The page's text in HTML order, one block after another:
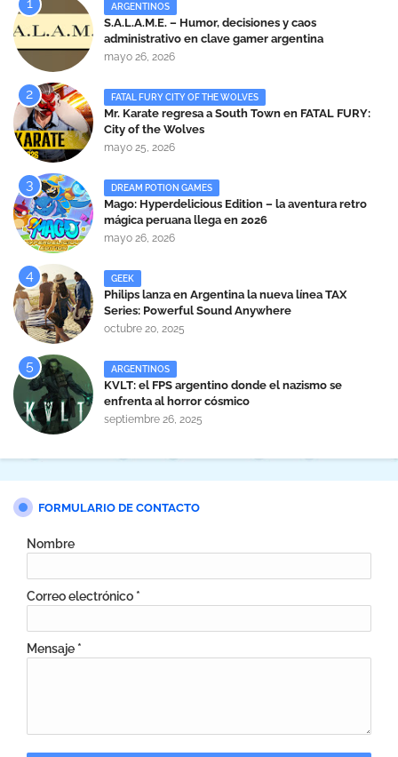
ARGENTINOS
S.A.L.A.M.E. – Humor, decisiones y caos
administrativo en clave gamer argentina
mayo 26, 2026
FATAL FURY CITY OF THE WOLVES
Mr. Karate regresa a South Town en FATAL FURY:
City of the Wolves
mayo 25, 2026
DREAM POTION GAMES
Mago: Hyperdelicious Edition – la aventura retro
mágica peruana llega en 2026
mayo 26, 2026
GEEK
Philips lanza en Argentina la nueva línea TAX
Series: Powerful Sound Anywhere
octubre 20, 2025
ARGENTINOS
KVLT: el FPS argentino donde el nazismo se
enfrenta al horror cósmico
septiembre 26, 2025
FORMULARIO DE CONTACTO
Nombre
Correo electrónico *
Mensaje *